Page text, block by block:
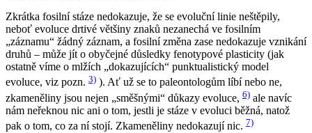
Zkrátka fosilní stáze nedokazuje, že se evoluční linie neštěpily,
neboť evoluce drtivé většiny znaků nezanechá ve fosilním
„záznamu“ žádný záznam, a fosilní změna zase nedokazuje vznikání
druhů – může jít o obyčejné důsledky fenotypové plasticity (jak
ostatně víme o mlžích „dokazujících“ punktualistický model
evoluce, viz pozn. 3) ). Ať už se to paleontologům líbí nebo ne,
zkameněliny jsou nejen „směšnými“ důkazy evoluce, 6) ale navíc
nám neřeknou nic ani o tom, jestli je stáze v evoluci běžná, natož
pak o tom, co za ní stojí. Zkameněliny nedokazují nic. 7)